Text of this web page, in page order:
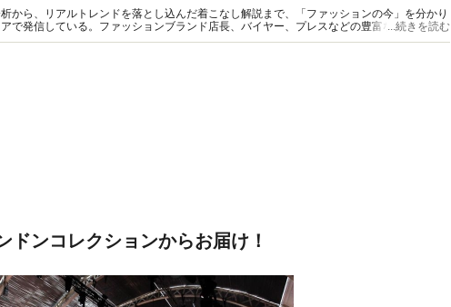
から、リアルトレンドを落とし込んだ着こなし解説まで、「ファッションの今」を分かり
で発信している。ファッションブランド店長、バイヤー、プレスなどの豊富な現場キャリ
みを持つ。セミナーやイベント出演も多い。
...続きを読む
ドンコレクションからお届け！